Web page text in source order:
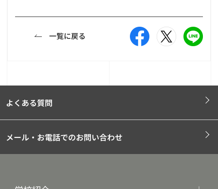
一覧に戻る
よくある質問
メール・お電話でのお問い合わせ